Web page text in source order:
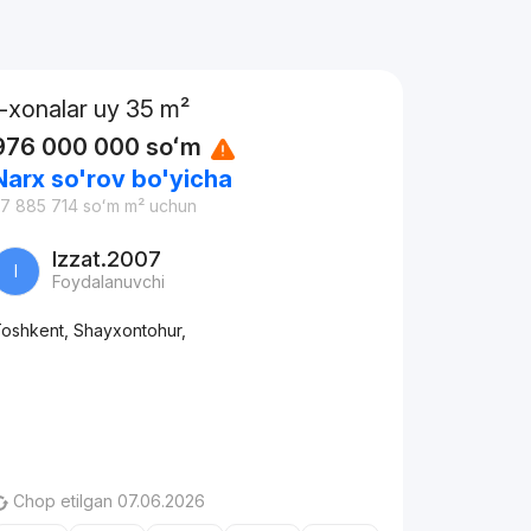
xonalar uy 35 m²
000 000 soʻm
so'rov bo'yicha
885 714 soʻm m² uchun
I Izzat.2007
Foydalanuvchi
Shayxontohur,
Chop etilgan 07.06.2026